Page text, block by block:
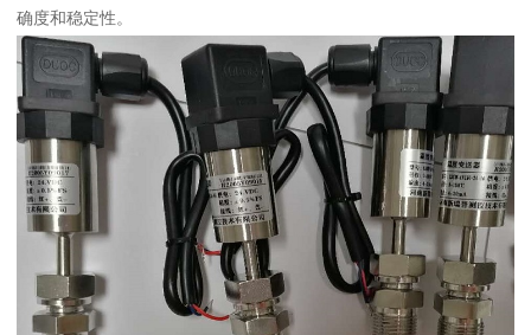
确度和稳定性。